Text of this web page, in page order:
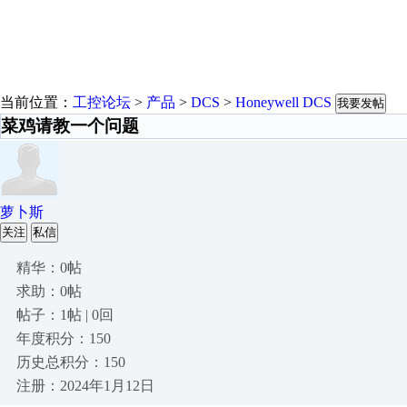
当前位置： 工控论坛 > 产品 > DCS > Honeywell DCS 我要发帖
菜鸡请教一个问题
萝卜斯
关注 私信
精华：0帖
求助：0帖
帖子：1帖 | 0回
年度积分：150
历史总积分：150
注册：2024年1月12日